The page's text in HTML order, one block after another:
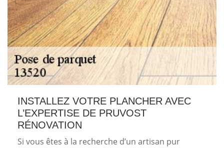
INSTALLEZ VOTRE PLANCHER AVEC
L’EXPERTISE DE PRUVOST
RÉNOVATION
Si vous êtes à la recherche d’un artisan pur